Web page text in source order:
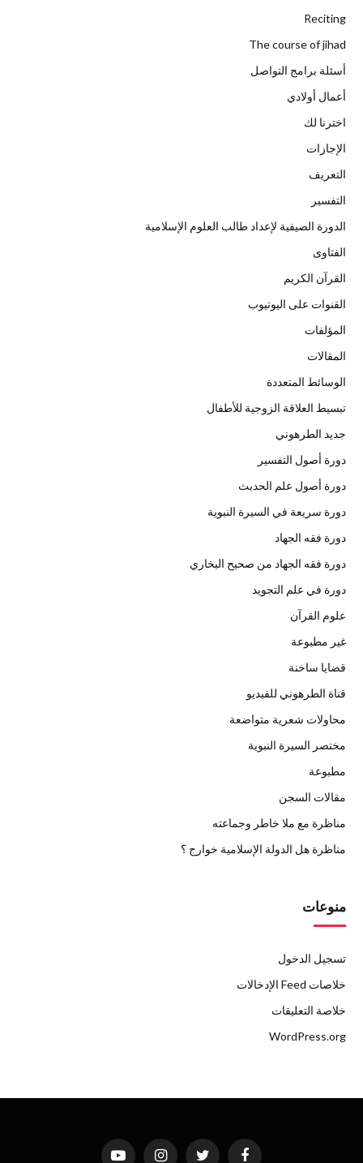
Reciting
The course of jihad
أسئلة برامج التواصل
أعمال أولادي
اخترنا لك
الإجازات
التعريف
التفسير
الدورة الصيفية لإعداد طالب العلوم الإسلامية
الفتاوى
القرآن الكريم
القنوات على اليوتيوب
المؤلفات
المقالات
الوسائط المتعددة
تبسيط العلاقة الزوجية للأطفال
جديد الطرهوني
دورة أصول التفسير
دورة أصول علم الحدبث
دورة سريعة في السيرة النبوية
دورة فقه الجهاد
دورة فقه الجهاد من صحيح البخاري
دورة في علم التجويد
علوم القرآن
غير مطبوعة
قضايا ساخنة
قناة الطرهوني للفيديو
محاولات شعرية متواضعة
مختصر السيرة النبوية
مطبوعة
مقالات السجن
مناظرة مع ملا خاطر وجماعته
مناظرة هل الدولة الإسلامية خوارج ؟
منوعات
تسجيل الدخول
خلاصات Feed الإدخالات
خلاصة التعليقات
WordPress.org